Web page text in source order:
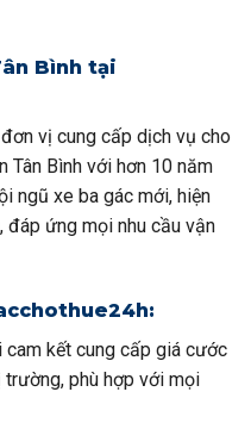
Bình tại
vị cung cấp dịch vụ cho
Tân Bình với hơn 10 năm
ngũ xe ba gác mới, hiện
đáp ứng mọi nhu cầu vận
kết cung cấp giá cước
phù hợp với mọi